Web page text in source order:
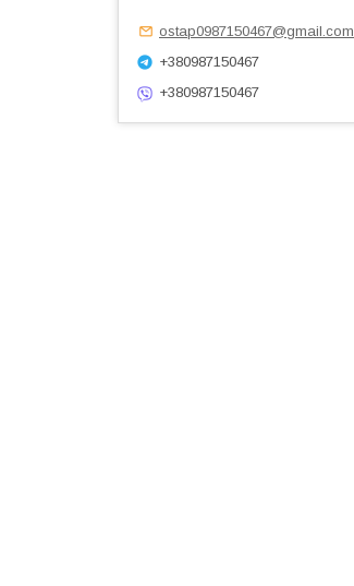
ostap0987150467@gmail.com
+380987150467
+380987150467